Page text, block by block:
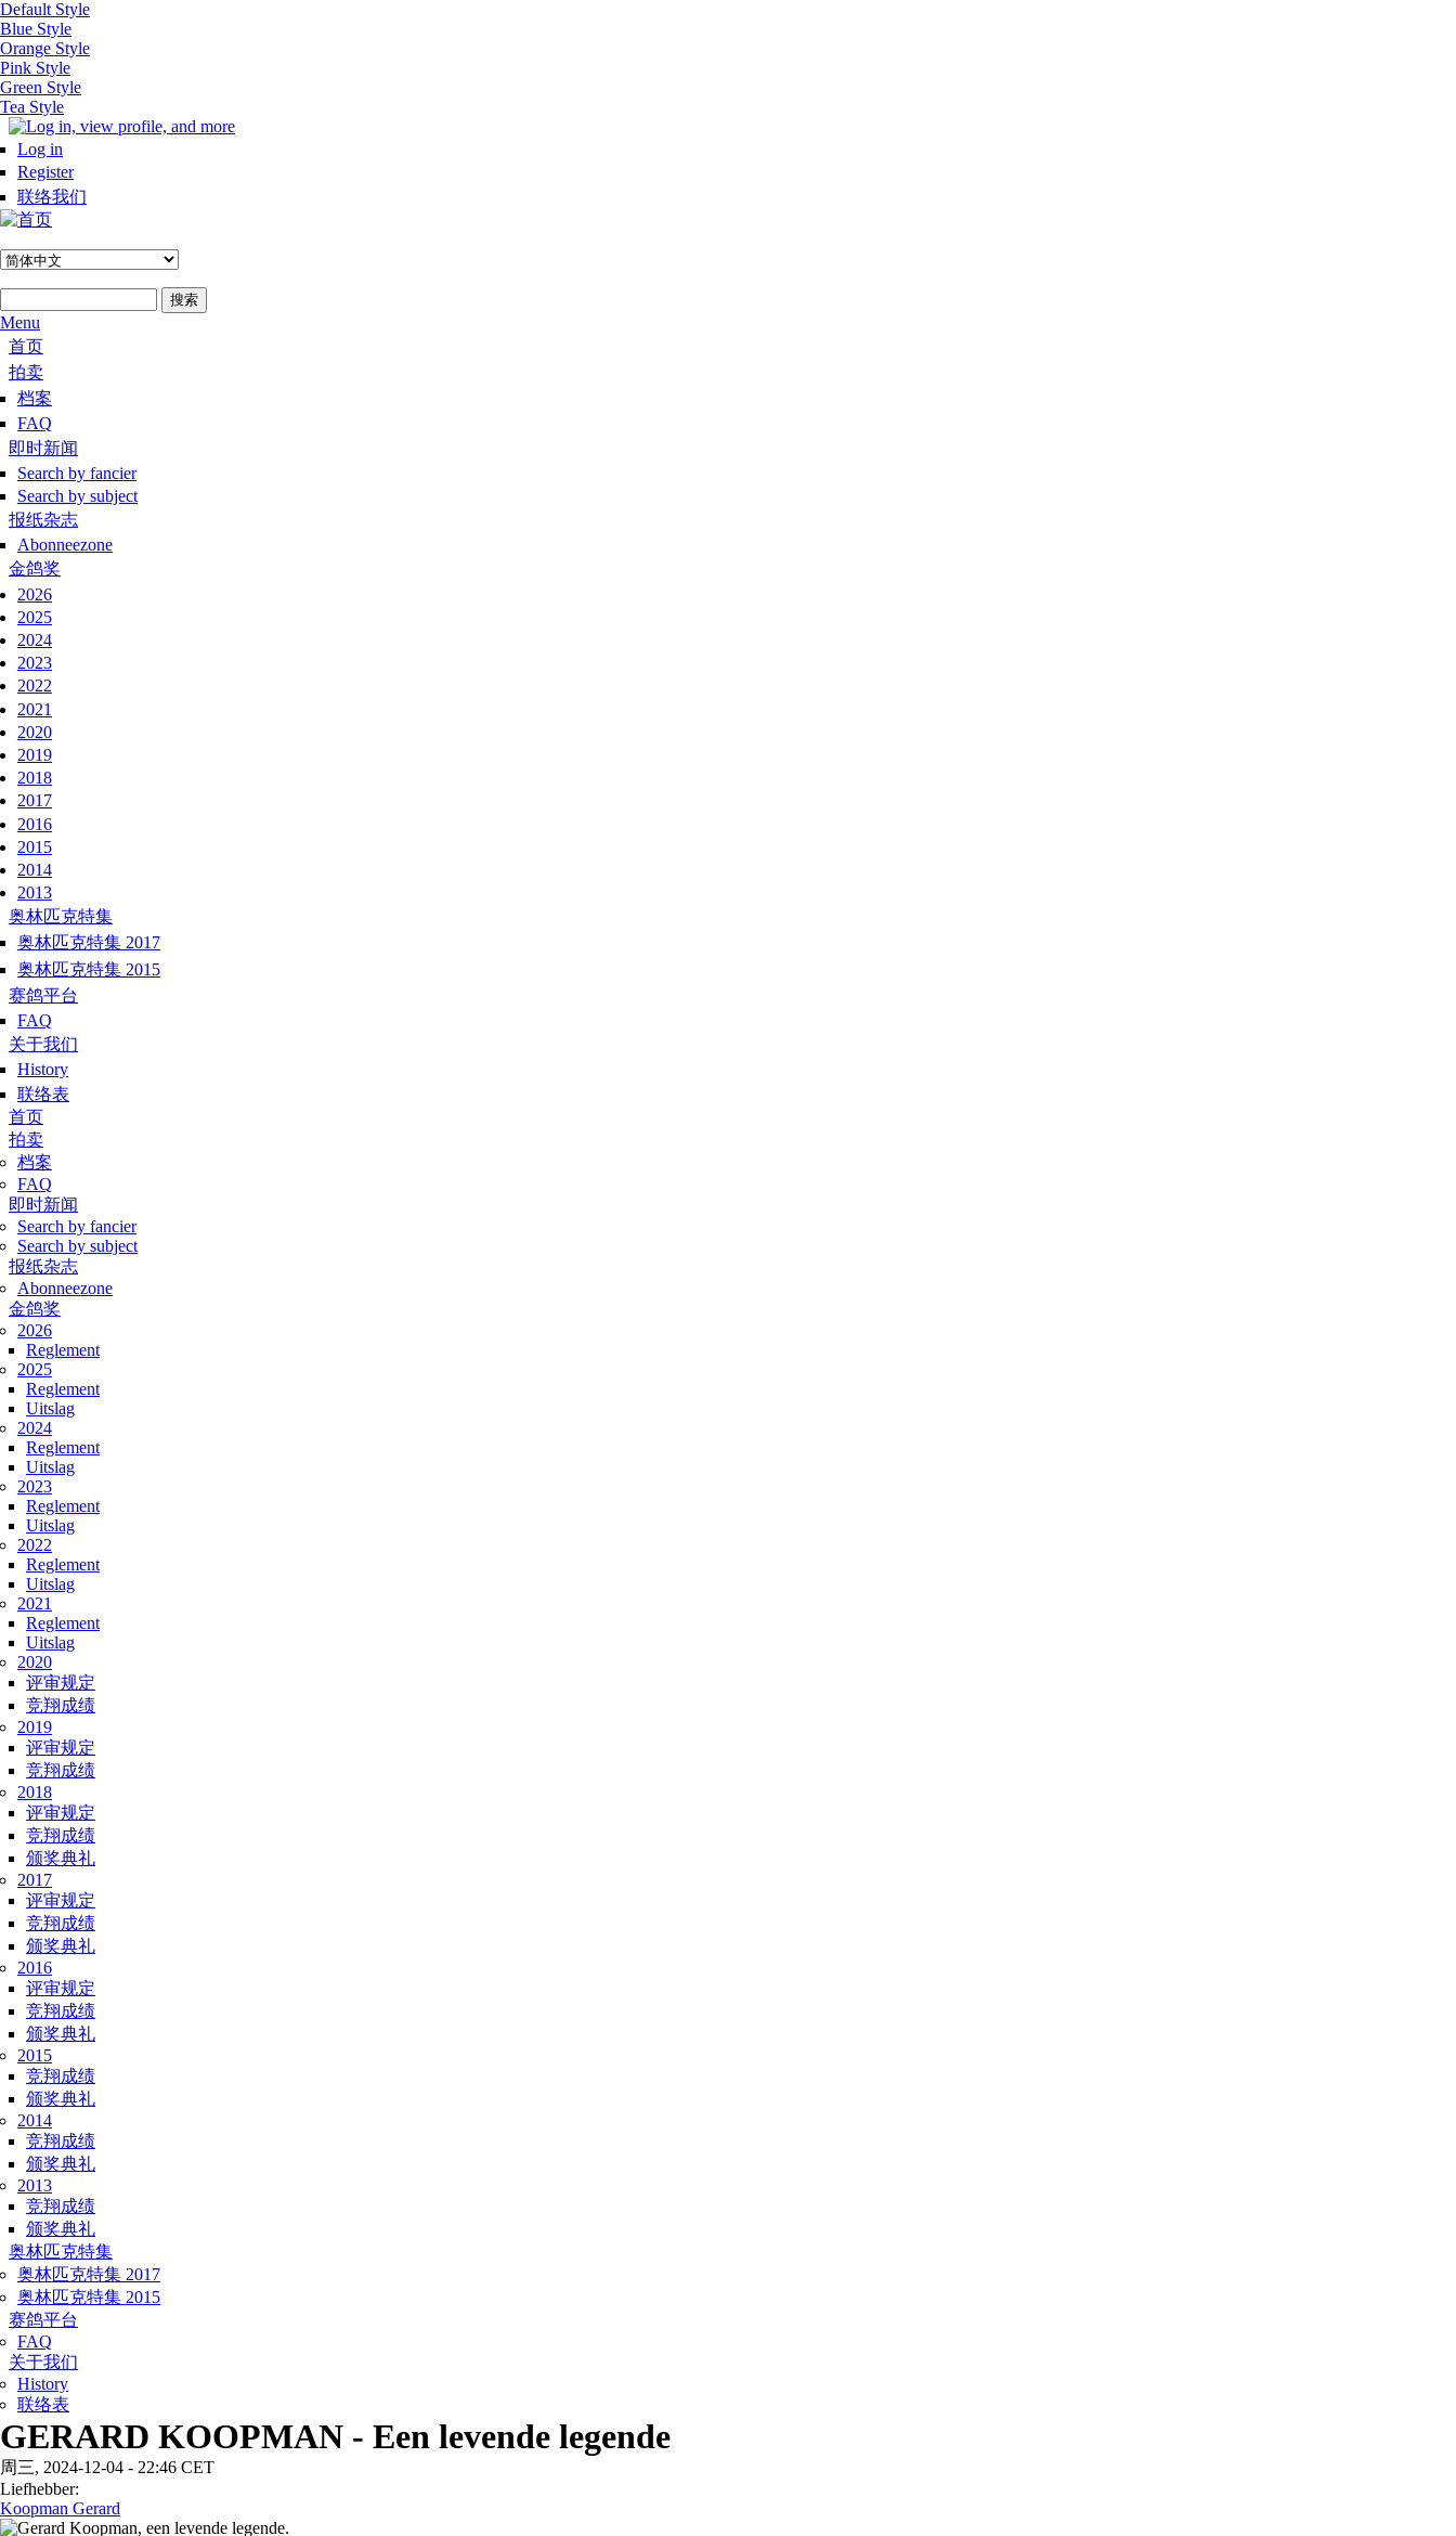
跳转到主要内容
Default Style
Blue Style
Orange Style
Pink Style
Green Style
Tea Style
Log in
Register
联络我们
搜索表单
Menu
Hoofdmenu #zh-hans
首页
拍卖
档案
FAQ
即时新闻
Search by fancier
Search by subject
报纸杂志
Abonneezone
金鸽奖
2026
2025
2024
2023
2022
2021
2020
2019
2018
2017
2016
2015
2014
2013
奥林匹克特集
奥林匹克特集 2017
奥林匹克特集 2015
赛鸽平台
FAQ
关于我们
History
联络表
Hoofdmenu
首页
拍卖
档案
FAQ
即时新闻
Search by fancier
Search by subject
报纸杂志
Abonneezone
金鸽奖
2026
Reglement
2025
Reglement
Uitslag
2024
Reglement
Uitslag
2023
Reglement
Uitslag
2022
Reglement
Uitslag
2021
Reglement
Uitslag
2020
评审规定
竞翔成绩
2019
评审规定
竞翔成绩
2018
评审规定
竞翔成绩
颁奖典礼
2017
评审规定
竞翔成绩
颁奖典礼
2016
评审规定
竞翔成绩
颁奖典礼
2015
竞翔成绩
颁奖典礼
2014
竞翔成绩
颁奖典礼
2013
竞翔成绩
颁奖典礼
奥林匹克特集
奥林匹克特集 2017
奥林匹克特集 2015
赛鸽平台
FAQ
关于我们
History
联络表
GERARD KOOPMAN - Een levende legende
周三, 2024-12-04 - 22:46 CET
Liefhebber:
Koopman Gerard